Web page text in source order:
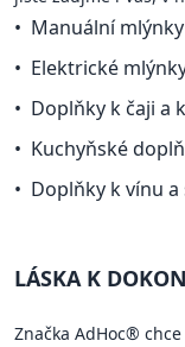
Manuální
Elektrické
Doplňky k čaji a
Kuchyňské
Doplňky k vínu
LÁSKA K
Značka AdHoc® chce